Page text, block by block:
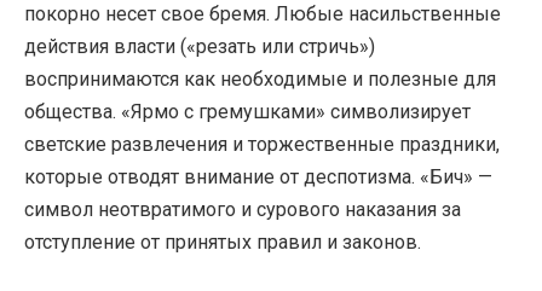
покорно несет свое бремя. Любые насильственные
действия власти («резать или стричь»)
воспринимаются как необходимые и полезные для
общества. «Ярмо с гремушками» символизирует
светские развлечения и торжественные праздники,
которые отводят внимание от деспотизма. «Бич» —
символ неотвратимого и сурового наказания за
отступление от принятых правил и законов.